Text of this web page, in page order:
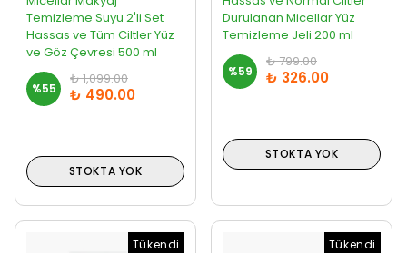
Temizleme Suyu 2'li Set
Hassas ve Tüm Ciltler Yüz
ve Göz Çevresi 500 ml
%55
₺ 1,099.00
₺ 490.00
STOKTA YOK
Durulanan Micellar Yüz
Temizleme Jeli 200 ml
%59
₺ 799.00
₺ 326.00
STOKTA YOK
Tükendi Tükendi